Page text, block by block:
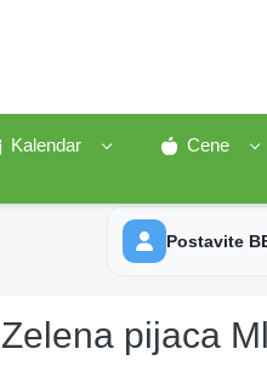
Kalendar Cene
Postavite
Zelena pijaca